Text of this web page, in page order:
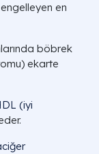
en
böbrek
ekarte
(iyi